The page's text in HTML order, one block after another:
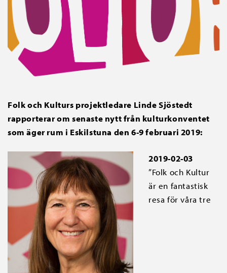
Folk och Kulturs projektledare Linde Sjöstedt
rapporterar om senaste nytt från kulturkonventet
som äger rum i Eskilstuna den 6-9 februari 2019:
2019-02-03
”Folk och Kultur
är en fantastisk
resa för våra tre